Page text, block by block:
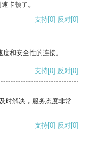
卡顿了。
支持[0] 反对[0]
和安全性的连接。
支持[0] 反对[0]
时解决，服务态度非常
支持[0] 反对[0]